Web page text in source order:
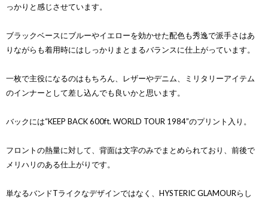
っかりと感じさせています。
ブラックベースにブルーやイエローを効かせた配色も秀逸で派手さはあ
りながらも着用時にはしっかりまとまるバランスに仕上がっています。
一枚で主役になるのはもちろん、レザーやデニム、ミリタリーアイテム
のインナーとして差し込んでも良いかと思います。
バックには“KEEP BACK 600ft. WORLD TOUR 1984”のプリント入り。
フロントの熱量に対して、背面は文字のみでまとめられており、前後で
メリハリのある仕上がりです。
単なるバンドTライクなデザインではなく、HYSTERIC GLAMOURらし